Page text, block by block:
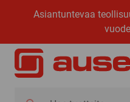
Asiantuntevaa